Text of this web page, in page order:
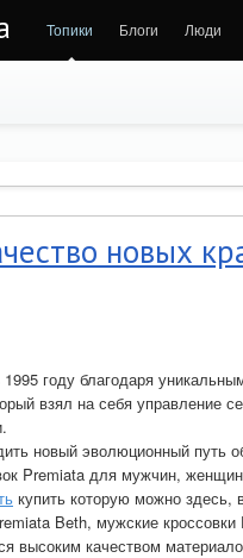
Топики Блоги Люди
новых
году благодаря
взял на себя управление
новый эволюционный путь
Premiata для мужчин,
купить которую можно здесь,
Beth, мужские
высоким качеством